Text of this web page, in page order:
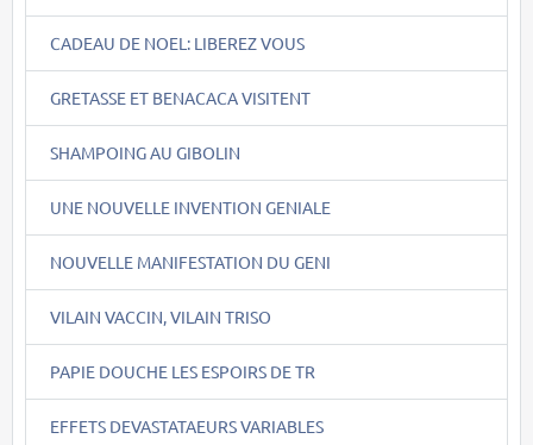
CADEAU DE NOEL: LIBEREZ VOUS
GRETASSE ET BENACACA VISITENT
SHAMPOING AU GIBOLIN
UNE NOUVELLE INVENTION GENIALE
NOUVELLE MANIFESTATION DU GENI
VILAIN VACCIN, VILAIN TRISO
PAPIE DOUCHE LES ESPOIRS DE TR
EFFETS DEVASTATAEURS VARIABLES